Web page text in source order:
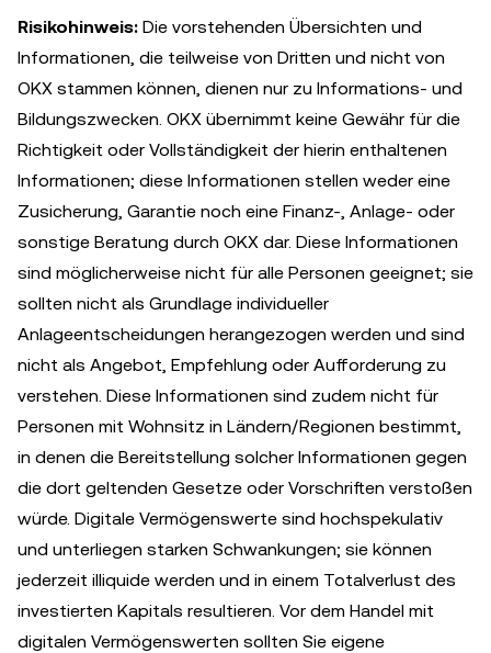
Risikohinweis: Die vorstehenden Übersichten und
Informationen, die teilweise von Dritten und nicht von
OKX stammen können, dienen nur zu Informations- und
Bildungszwecken. OKX übernimmt keine Gewähr für die
Richtigkeit oder Vollständigkeit der hierin enthaltenen
Informationen; diese Informationen stellen weder eine
Zusicherung, Garantie noch eine Finanz-, Anlage- oder
sonstige Beratung durch OKX dar. Diese Informationen
sind möglicherweise nicht für alle Personen geeignet; sie
sollten nicht als Grundlage individueller
Anlageentscheidungen herangezogen werden und sind
nicht als Angebot, Empfehlung oder Aufforderung zu
verstehen. Diese Informationen sind zudem nicht für
Personen mit Wohnsitz in Ländern/Regionen bestimmt,
in denen die Bereitstellung solcher Informationen gegen
die dort geltenden Gesetze oder Vorschriften verstoßen
würde. Digitale Vermögenswerte sind hochspekulativ
und unterliegen starken Schwankungen; sie können
jederzeit illiquide werden und in einem Totalverlust des
investierten Kapitals resultieren. Vor dem Handel mit
digitalen Vermögenswerten sollten Sie eigene